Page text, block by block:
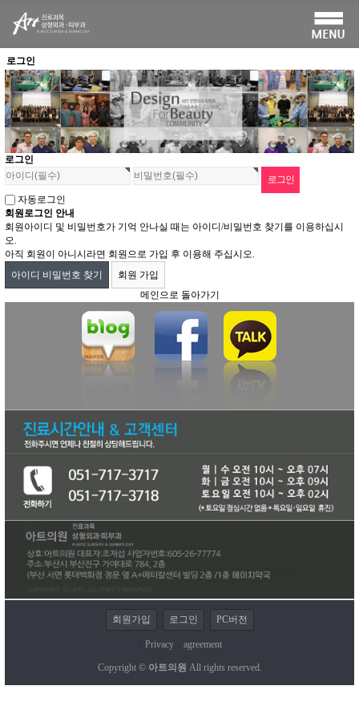
로그인
로그인
자동로그인
회원로그인 안내
회원아이디 및 비밀번호가 기억 안나실 때는 아이디/비밀번호 찾기를 이용하십시
오.
아직 회원이 아니시라면 회원으로 가입 후 이용해 주십시오.
아이디 비밀번호 찾기
회원 가입
메인으로 돌아가기
회원가입 로그인 PC버전
Privacy agreement
Copyright © 아트의원 All rights reserved.